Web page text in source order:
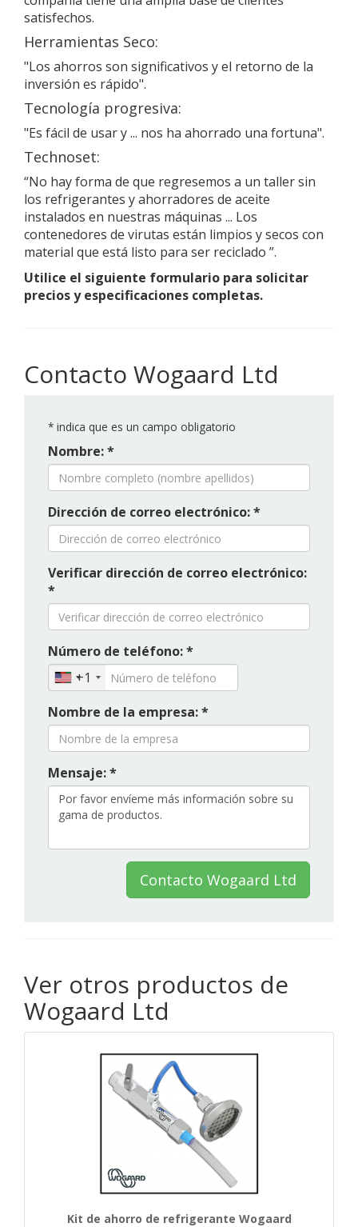
satisfechos.
Herramientas Seco:
"Los ahorros son significativos y el retorno de la
inversión es rápido".
Tecnología progresiva:
"Es fácil de usar y ... nos ha ahorrado una fortuna".
Technoset:
“No hay forma de que regresemos a un taller sin
los refrigerantes y ahorradores de aceite
instalados en nuestras máquinas ... Los
contenedores de virutas están limpios y secos con
material que está listo para ser reciclado ”.
Utilice el siguiente formulario para solicitar
precios y especificaciones completas.
Contacto Wogaard Ltd
* indica que es un campo obligatorio
Nombre: *
Dirección de correo electrónico: *
Verificar dirección de correo electrónico:
*
Número de teléfono: *
+1
Nombre de la empresa: *
Mensaje: *
Contacto Wogaard Ltd
Ver otros productos de
Wogaard Ltd
Kit de ahorro de refrigerante Wogaard